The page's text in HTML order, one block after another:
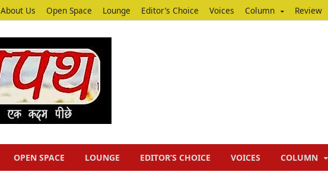
About Us Open Space Lounge Editor’s Choice Voices Column Review
OPEN SPACE LOUNGE EDITOR’S CHOICE VOICES COLUMN